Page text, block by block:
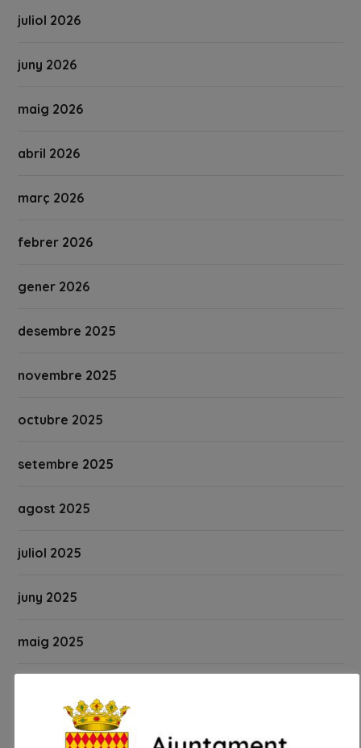
juliol 2026
juny 2026
maig 2026
abril 2026
març 2026
febrer 2026
gener 2026
desembre 2025
novembre 2025
octubre 2025
setembre 2025
agost 2025
juliol 2025
juny 2025
maig 2025
març 2025